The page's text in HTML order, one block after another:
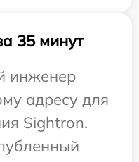
35 минут
инженер
адресу для
Sightron.